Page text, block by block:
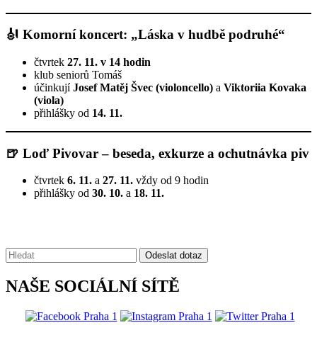
🎻 Komorní koncert: „Láska v hudbě podruhé“
čtvrtek 27. 11. v 14 hodin
klub seniorů Tomáš
účinkujíJosef Matěj Švec (violoncello) a Viktoriia Kovaka
(viola)
přihlášky od 14. 11.
🍺 Loď Pivovar – beseda, exkurze a ochutnávka piv
čtvrtek 6. 11. a 27. 11. vždy od 9 hodin
přihlášky od 30. 10. a 18. 11.
Vyhledávání: Odeslat dotaz
NAŠE SOCIÁLNÍ SÍTĚ